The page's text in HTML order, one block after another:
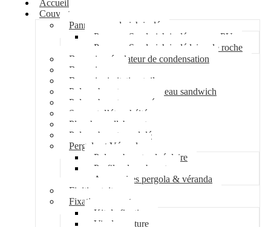
Accueil
Couverture
Panneau sandwich isolé
Panneau Sandwich isolé mousse PU
Panneau Sandwich isolé laine de roche
Bac acier régulateur de condensation
Bac acier sec
Bac acier imitation tuile
Polycarbonate pour panneau sandwich
Polycarbonate nervuré
Support d’étanchéité
Plancher collaborant
Polycarbonate ondulé
Pergola et Véranda
Polycarbonate alvéolaire
Profil polycarbonate
Accessoires pergola & véranda
Finition toiture
Fixation couverture
Kit de fixation
Vis de couture